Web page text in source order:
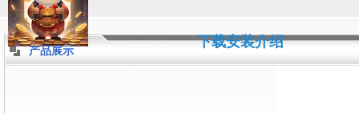
下载安装介绍
产品展示